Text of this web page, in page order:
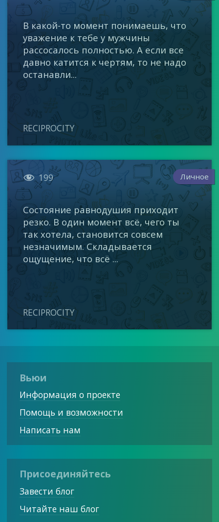
В какой-то момент понимаешь, что
уважение к тебе у мужчины
рассосалось полностью. А если все
давно катится к чертям, то не надо
останавли...
RECIPROCITY
 199 Личное
Состояние равнодушия приходит
резко. В один момент всё, чего ты
так хотела, становится совсем
незначимым. Складывается
ощущение, что всё ...
RECIPROCITY
Вьюи
Информация о проекте
Помощь и возможности
Написать нам
Присоединяйтесь
Завести блог
Читайте наш блог